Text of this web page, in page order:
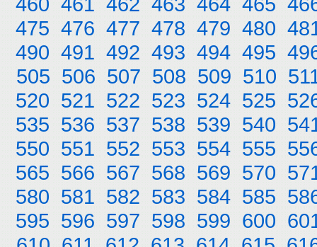
475 476 477 478 479 480
490 491 492 493 494 495
505 506 507 508 509 510
520 521 522 523 524 525
535 536 537 538 539 540
550 551 552 553 554 555
565 566 567 568 569 570
580 581 582 583 584 585
595 596 597 598 599 600